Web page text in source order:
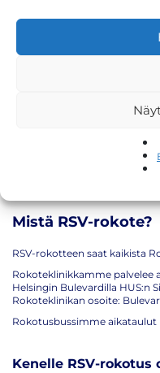
RSV (respiratory syncytial
erityisen vaarallinen tietyille
vauvoille. Rokote voidaan
esimerkiksi kouluissa,
oireita, kuten hengityksen
Jälkitauteina voi esiintyä
korvatulehduksia ja
Mistä RSV-rokote?
RSV-rokotteen saat kaikista
Rokoteklinikkamme palvelee
Helsingin Bulevardilla HUS:n
Rokoteklinikan osoite:
Rokotusbussimme aikataulut
Kenelle RSV-rokotus